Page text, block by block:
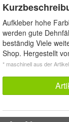
Aufkleber hohe
werden gute
beständig Viele
Shop. Hergestellt
* maschinell aus der